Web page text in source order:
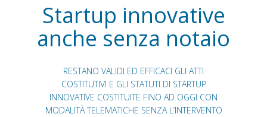
Startup innovative
anche senza notaio
RESTANO VALIDI ED EFFICACI GLI ATTI
COSTITUTIVI E GLI STATUTI DI STARTUP
INNOVATIVE COSTITUITE FINO AD OGGI CON
MODALITÀ TELEMATICHE SENZA L’INTERVENTO